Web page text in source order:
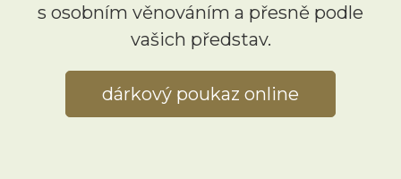
s osobním věnováním a přesně podle
vašich představ.
dárkový poukaz online